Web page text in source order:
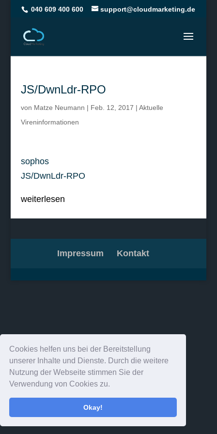
Cookies helfen uns bei der Bereitstellung
unserer Inhalte und Dienste. Durch die weitere
Nutzung der Webseite stimmen Sie der
Verwendung von Cookies zu.
Okay!
040 609 400 600 support@cloudmarketing.de
JS/DwnLdr-RPO
von Matze Neumann | Feb. 12, 2017 | Aktuelle
Vireninformationen
sophos
JS/DwnLdr-RPO
weiterlesen
Impressum Kontakt